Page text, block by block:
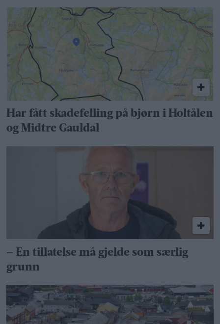
Har fått skadefelling på bjørn i Holtålen
og Midtre Gauldal
– En tillatelse må gjelde som særlig
grunn